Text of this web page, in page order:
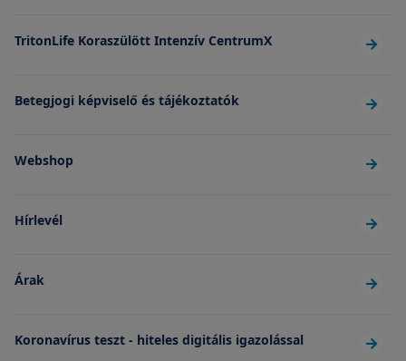
TritonLife Koraszülött Intenzív CentrumX
Betegjogi képviselő és tájékoztatók
Webshop
Hírlevél
Árak
Koronavírus teszt - hiteles digitális igazolással